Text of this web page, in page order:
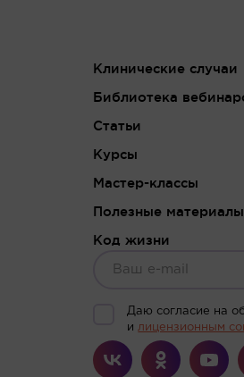
Клинические случаи
Библиотека
Статьи
Курсы
Мастер-классы
Полезные материалы
Код жизни
Даю согласие на
илицензионным